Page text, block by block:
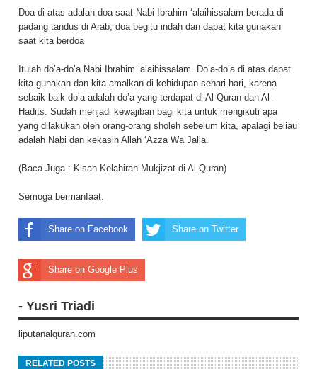
Doa di atas adalah doa saat Nabi Ibrahim ‘alaihissalam berada di
padang tandus di Arab, doa begitu indah dan dapat kita gunakan
saat kita berdoa
Itulah do’a-do’a Nabi Ibrahim ‘alaihissalam. Do’a-do’a di atas dapat
kita gunakan dan kita amalkan di kehidupan sehari-hari, karena
sebaik-baik do’a adalah do’a yang terdapat di Al-Quran dan Al-
Hadits. Sudah menjadi kewajiban bagi kita untuk mengikuti apa
yang dilakukan oleh orang-orang sholeh sebelum kita, apalagi beliau
adalah Nabi dan kekasih Allah ‘Azza Wa Jalla.
(Baca Juga : Kisah Kelahiran Mukjizat di Al-Quran)
Semoga bermanfaat.
Share on Facebook Share on Twitter
Share on Google Plus
- Yusri Triadi
liputanalquran.com
RELATED POSTS